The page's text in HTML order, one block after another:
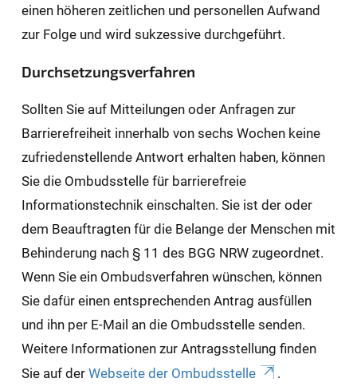
einen höheren zeitlichen und personellen Aufwand
zur Folge und wird sukzessive durchgeführt.
Durchsetzungsverfahren
Sollten Sie auf Mitteilungen oder Anfragen zur
Barrierefreiheit innerhalb von sechs Wochen keine
zufriedenstellende Antwort erhalten haben, können
Sie die Ombudsstelle für barrierefreie
Informationstechnik einschalten. Sie ist der oder
dem Beauftragten für die Belange der Menschen mit
Behinderung nach § 11 des BGG NRW zugeordnet.
Wenn Sie ein Ombudsverfahren wünschen, können
Sie dafür einen entsprechenden Antrag ausfüllen
und ihn per E-Mail an die Ombudsstelle senden.
Weitere Informationen zur Antragsstellung finden
Sie auf der Webseite der Ombudsstelle .